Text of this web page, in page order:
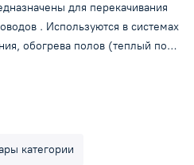
для перекачивания
. Используются в системах
обогрева полов (теплый пол).
практически бесшумно
категории